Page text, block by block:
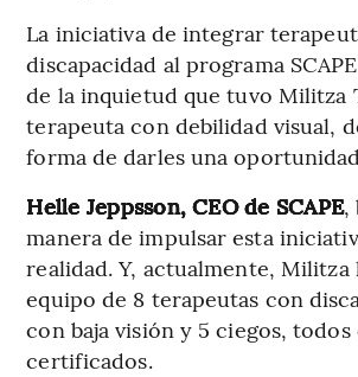
La iniciativa de integrar
discapacidad al programa
de la inquietud que tuvo Militza
terapeuta con debilidad visual,
forma de darles una
Helle Jeppsson, CEO de SCAPE,
manera de impulsar esta
realidad. Y, actualmente, Militza
equipo de 8 terapeutas con
con baja visión y 5 ciegos, todos
certificados.